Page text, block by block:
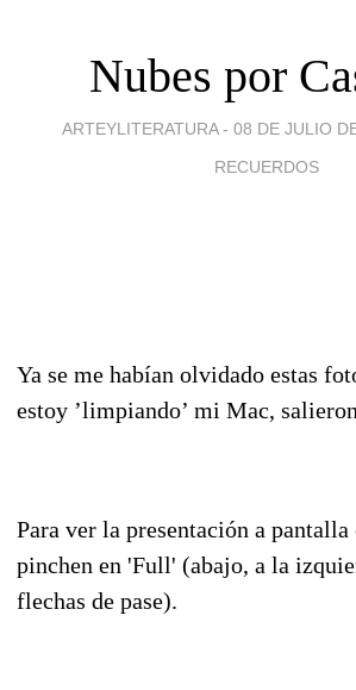
Nubes por
ARTEYLITERATURA - 08 DE JULIO
RECUERDOS
Ya se me habían olvidado estas
estoy ’limpiando’ mi Mac,
Para ver la presentación a
pinchen en 'Full' (abajo, a la
flechas de pase).